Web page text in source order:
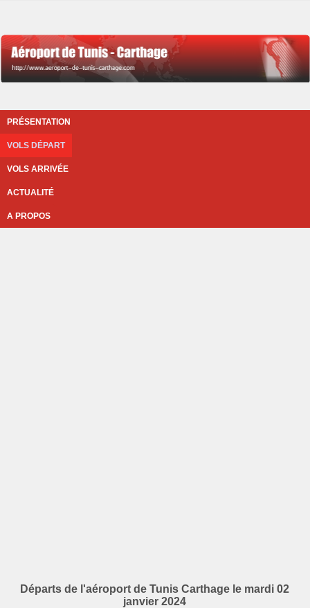
PRÉSENTATION
VOLS DÉPART
VOLS ARRIVÉE
ACTUALITÉ
A PROPOS
Départs de l'aéroport de Tunis Carthage le mardi 02
janvier 2024